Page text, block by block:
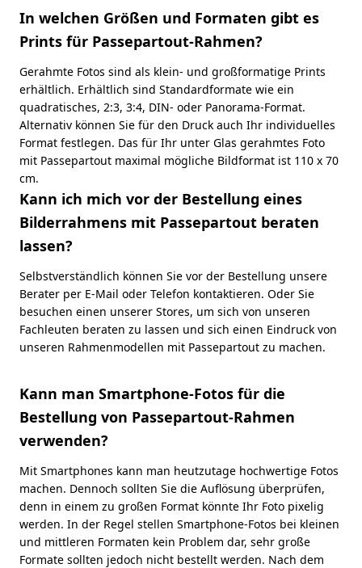
In welchen Größen und Formaten gibt es
Prints für Passepartout-Rahmen?
Gerahmte Fotos sind als klein- und großformatige Prints
erhältlich. Erhältlich sind Standardformate wie ein
quadratisches, 2:3, 3:4, DIN- oder Panorama-Format.
Alternativ können Sie für den Druck auch Ihr individuelles
Format festlegen. Das für Ihr unter Glas gerahmtes Foto
mit Passepartout maximal mögliche Bildformat ist 110 x 70
cm.
Kann ich mich vor der Bestellung eines
Bilderrahmens mit Passepartout beraten
lassen?
Selbstverständlich können Sie vor der Bestellung unsere
Berater per E-Mail oder Telefon kontaktieren. Oder Sie
besuchen einen unserer Stores, um sich von unseren
Fachleuten beraten zu lassen und sich einen Eindruck von
unseren Rahmenmodellen mit Passepartout zu machen.
Kann man Smartphone-Fotos für die
Bestellung von Passepartout-Rahmen
verwenden?
Mit Smartphones kann man heutzutage hochwertige Fotos
machen. Dennoch sollten Sie die Auflösung überprüfen,
denn in einem zu großen Format könnte Ihr Foto pixelig
werden. In der Regel stellen Smartphone-Fotos bei kleinen
und mittleren Formaten kein Problem dar, sehr große
Formate sollten jedoch nicht bestellt werden. Nach dem